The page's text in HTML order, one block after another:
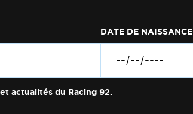
DATE DE NAISSANCE
actualités du Racing 92.